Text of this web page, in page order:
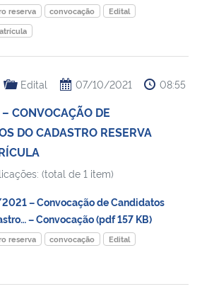
reserva convocação
Edital
Edital 07/10/2021 08:55
CONVOCAÇÃO DE
DO CADASTRO RESERVA
(total de 1 item)
– Convocação de Candidatos
– Convocação (pdf 157 KB)
reserva convocação
Edital